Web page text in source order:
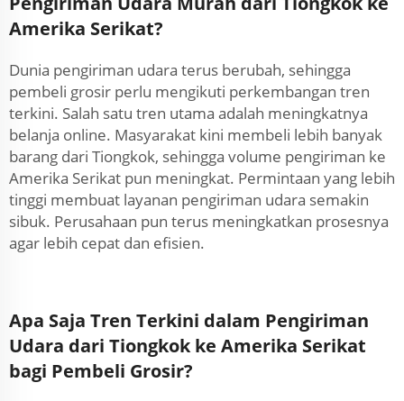
Amerika Serikat?
Dunia pengiriman udara terus berubah, sehingga
pembeli grosir perlu mengikuti perkembangan tren
terkini. Salah satu tren utama adalah meningkatnya
belanja online. Masyarakat kini membeli lebih banyak
barang dari Tiongkok, sehingga volume pengiriman ke
Amerika Serikat pun meningkat. Permintaan yang lebih
tinggi membuat layanan pengiriman udara semakin
sibuk. Perusahaan pun terus meningkatkan prosesnya
agar lebih cepat dan efisien.
Apa Saja Tren Terkini dalam Pengiriman
Udara dari Tiongkok ke Amerika Serikat
bagi Pembeli Grosir?